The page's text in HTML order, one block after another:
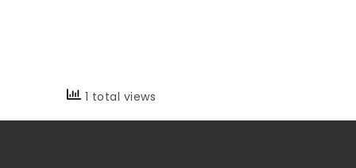
1 total views